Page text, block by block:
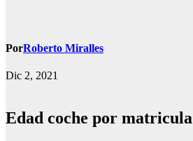
PorRoberto Miralles
Dic 2, 2021
Edad coche por matricula